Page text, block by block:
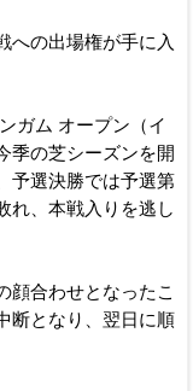
への出場権が手に入
ガム オープン（イ
季の芝シーズンを開
予選決勝では予選第
れ、本戦入りを逃し
顔合わせとなったこ
断となり、翌日に順